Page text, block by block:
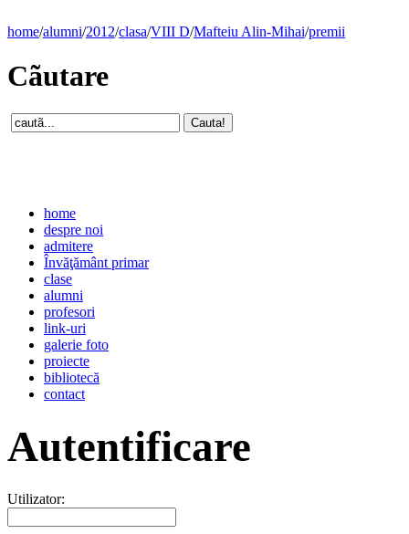
home/alumni/2012/clasa/VIII D/Mafteiu Alin-Mihai/premii
Cãutare
home
despre noi
admitere
Învăţământ primar
clase
alumni
profesori
link-uri
galerie foto
proiecte
bibliotecă
contact
Autentificare
Utilizator: